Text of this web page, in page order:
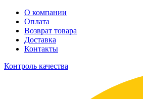
О компании
Оплата
Возврат товара
Доставка
Контакты
Контроль качества